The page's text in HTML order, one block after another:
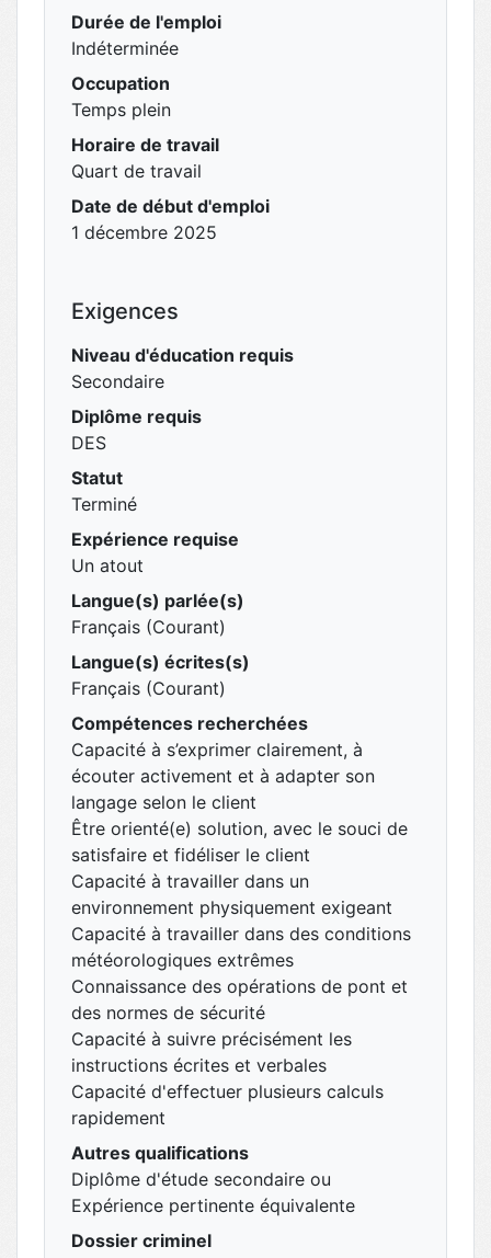
Durée de l'emploi
Indéterminée
Occupation
Temps plein
Horaire de travail
Quart de travail
Date de début d'emploi
1 décembre 2025
Exigences
Niveau d'éducation requis
Secondaire
Diplôme requis
DES
Statut
Terminé
Expérience requise
Un atout
Langue(s) parlée(s)
Français (Courant)
Langue(s) écrites(s)
Français (Courant)
Compétences recherchées
Capacité à s’exprimer clairement, à
écouter activement et à adapter son
langage selon le client
Être orienté(e) solution, avec le souci de
satisfaire et fidéliser le client
Capacité à travailler dans un
environnement physiquement exigeant
Capacité à travailler dans des conditions
météorologiques extrêmes
Connaissance des opérations de pont et
des normes de sécurité
Capacité à suivre précisément les
instructions écrites et verbales
Capacité d'effectuer plusieurs calculs
rapidement
Autres qualifications
Diplôme d'étude secondaire ou
Expérience pertinente équivalente
Dossier criminel